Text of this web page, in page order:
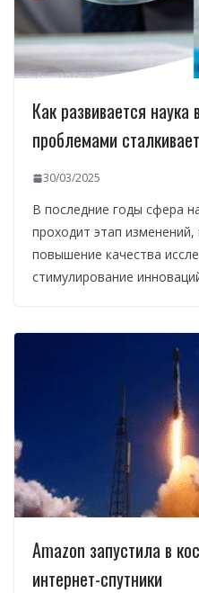
Как развивается
проблемами
30/03/2025
В последние годы сфера
проходит этап
повышение качества
стимулирование
Amazon запустила в
интернет-спутники